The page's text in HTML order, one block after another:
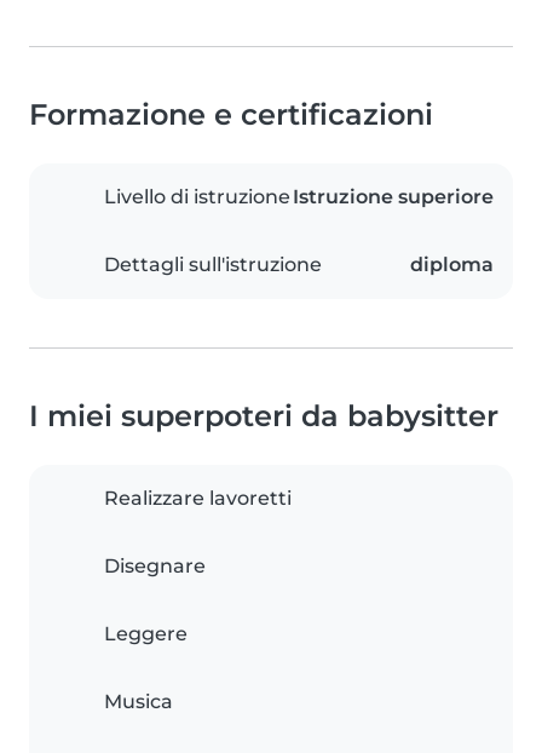
Formazione e certificazioni
Livello di istruzione Istruzione superiore
Dettagli sull'istruzione diploma
I miei superpoteri da babysitter
Realizzare lavoretti
Disegnare
Leggere
Musica